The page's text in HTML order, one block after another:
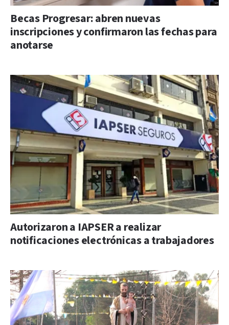
Becas Progresar: abren nuevas
inscripciones y confirmaron las fechas para
anotarse
Autorizaron a IAPSER a realizar
notificaciones electrónicas a trabajadores